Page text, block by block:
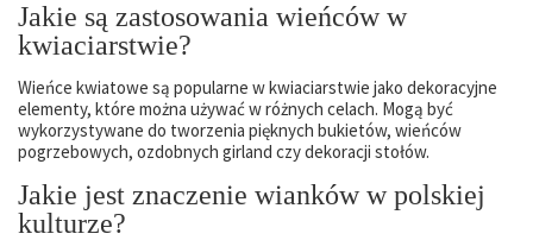
Jakie są zastosowania wieńców w
kwiaciarstwie?
Wieńce kwiatowe są popularne w kwiaciarstwie jako dekoracyjne
elementy, które można używać w różnych celach. Mogą być
wykorzystywane do tworzenia pięknych bukietów, wieńców
pogrzebowych, ozdobnych girland czy dekoracji stołów.
Jakie jest znaczenie wianków w polskiej
kulturze?